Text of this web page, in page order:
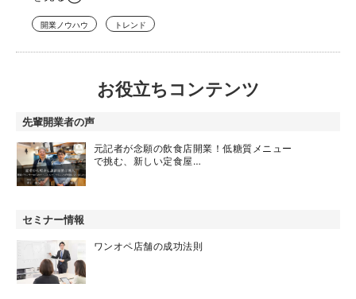
開業ノウハウ トレンド
お役立ちコンテンツ
先輩開業者の声
元記者が念願の飲食店開業！低糖質メニュー
で挑む、新しい定食屋…
セミナー情報
ワンオペ店舗の成功法則